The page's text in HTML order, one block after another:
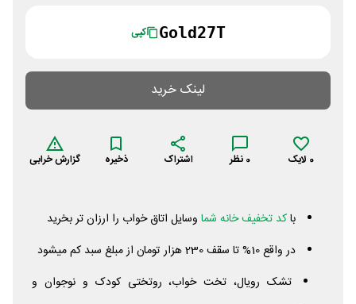
Gold27T کپی
لینک خرید
0 لایک 0 نظر اشتراک ذخیره گزارش خرابی
باکد تخفیف خانه شما وسایل اتاق خواب را ارزان تر بخرید
در واقع 10% تا سقف 230 هزار تومان از مبلغ سبد کم میشود
تشک رویال، تخت خواب، روتختی کودک و نوجوان و